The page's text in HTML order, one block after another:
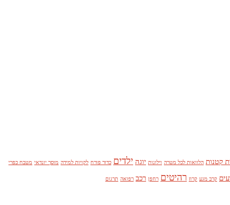
קטנות הלוואות לכל מטרה וילונות יוגה ילדים כדור פורח לקויות למידה מוסך יונדאי מטבח כפרי
קרב מגע קרוז רהיטים רחפן רכב רפואה תרגום